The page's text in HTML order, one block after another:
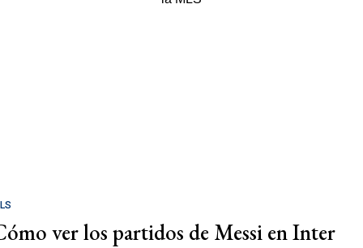
ver los partidos de Messi en Inter